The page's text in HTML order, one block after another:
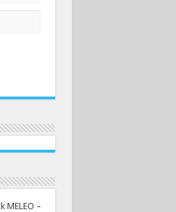
MELEO –